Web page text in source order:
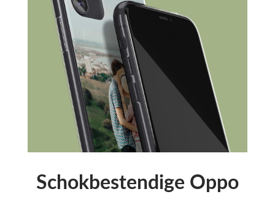
Schokbestendige Oppo